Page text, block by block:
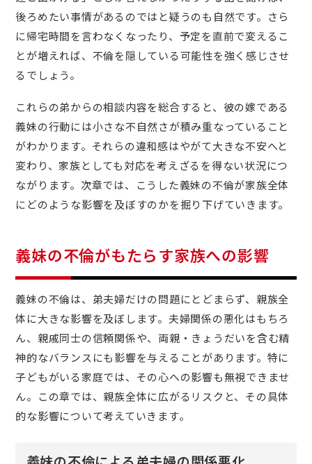
後ろめたい事情があるのではと疑うのも自然です。さら
に帰宅時間を言わなくなったり、予定を直前で変えるこ
とが増えれば、不倫を隠している可能性を強く感じさせ
るでしょう。
これらの弟からの相談内容を総合すると、彼の嫁である
義妹の行動には小さな不自然さが積み重なっていること
がわかります。それらの違和感はやがて大きな不安へと
変わり、家族としても対応を考えざるを得ない状況につ
ながります。次章では、こうした義妹の不倫が家族全体
にどのような影響を及ぼすのかを掘り下げていきます。
義妹の不倫がもたらす家族への影響
義妹の不倫は、弟夫婦だけの問題にとどまらず、親族全
体に大きな影響を及ぼします。夫婦関係の悪化はもちろ
ん、親戚同士の信頼関係や、両親・きょうだいを含む精
神的なバランスにも影響を与えることがあります。特に
子どもがいる家庭では、その心への影響も無視できませ
ん。この章では、親族全体に広がるリスクと、その具体
的な影響について考えていきます。